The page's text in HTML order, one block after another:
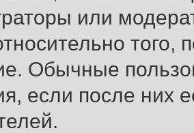
или
Обычные
если после них